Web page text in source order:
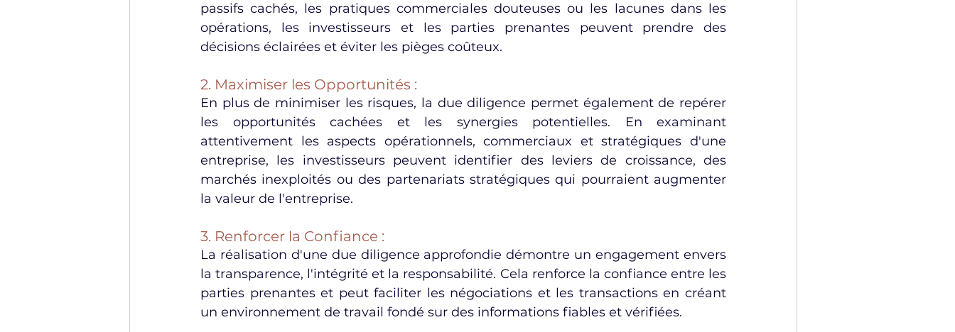
passifs cachés, les pratiques commerciales douteuses ou les lacunes dans les
opérations, les investisseurs et les parties prenantes peuvent prendre des
décisions éclairées et éviter les pièges coûteux.
2. Maximiser les Opportunités :
En plus de minimiser les risques, la due diligence permet également de repérer
les opportunités cachées et les synergies potentielles. En examinant
attentivement les aspects opérationnels, commerciaux et stratégiques d'une
entreprise, les investisseurs peuvent identifier des leviers de croissance, des
marchés inexploités ou des partenariats stratégiques qui pourraient augmenter
la valeur de l'entreprise.
3. Renforcer la Confiance :
La réalisation d'une due diligence approfondie démontre un engagement envers
la transparence, l'intégrité et la responsabilité. Cela renforce la confiance entre les
parties prenantes et peut faciliter les négociations et les transactions en créant
un environnement de travail fondé sur des informations fiables et vérifiées.